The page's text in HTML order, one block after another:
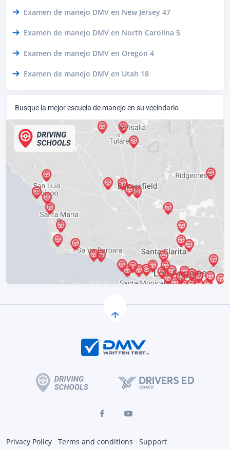
Examen de manejo DMV en New Jersey 47
Examen de manejo DMV en North Carolina 5
Examen de manejo DMV en Oregon 4
Examen de manejo DMV en Utah 18
Busque la mejor escuela de manejo en su vecindario
Privacy Policy Terms and conditions Support